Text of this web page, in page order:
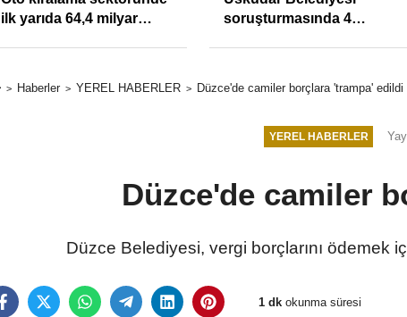
ilk yarıda 64,4 milyar
soruşturmasında 4
Haberler YEREL HABERLER Düzce'de camiler borçlara 'trampa' edildi
YEREL HABERLER
Düzce'de camiler
Düzce Belediyesi, vergi borçlarını ödemek
1 dk okunma süresi